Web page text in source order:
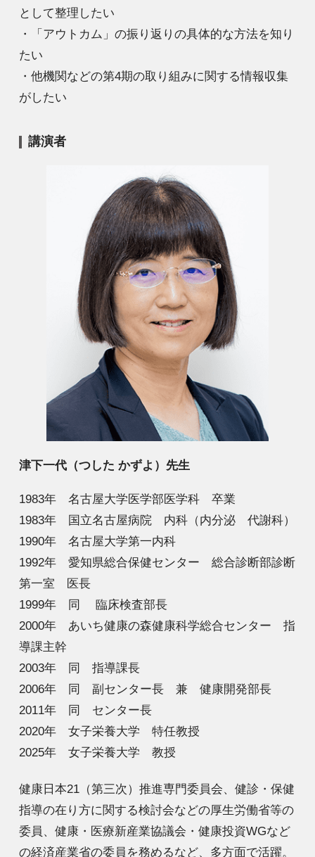
として整理したい
・「アウトカム」の振り返りの具体的な方法を知り
たい
・他機関などの第4期の取り組みに関する情報収集
がしたい
講演者
津下一代（つした かずよ）先生
1983年 名古屋大学医学部医学科 卒業​
1983年 国立名古屋病院 内科（内分泌 代謝科）
1990年 名古屋大学第一内科​
1992年 愛知県総合保健センター 総合診断部診断
第一室 医長​
1999年 同 臨床検査部長​
2000年 あいち健康の森健康科学総合センター 指
導課主幹​
2003年 同 指導課長​
2006年 同 副センター長 兼 健康開発部長​
2011年 同 センター長​
2020年 女子栄養大学 特任教授
2025年 女子栄養大学 教授
健康日本21（第三次）推進専門委員会、健診・保健
指導の在り方に関する検討会などの厚生労働省等の
委員、健康・医療新産業協議会・健康投資WGなど
の経済産業省の委員を務めるなど、多方面で活躍。